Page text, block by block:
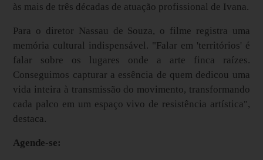
às mais de três décadas de atuação profissional de Ivana.
Para o diretor Nassau de Souza, o filme registra uma
memória cultural indispensável. "Falar em 'territórios' é
falar sobre os lugares onde a arte finca raízes.
Conseguimos capturar a essência de quem dedicou uma
vida inteira à transmissão do movimento, transformando
cada palco em um espaço vivo de resistência artística",
destaca.
Agende-se: